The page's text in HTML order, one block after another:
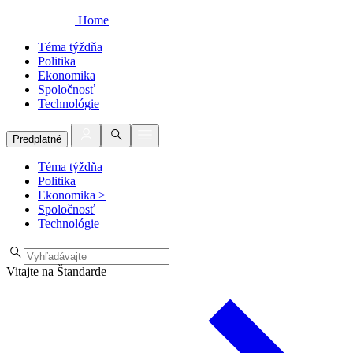
Home
Téma týždňa
Politika
Ekonomika
Spoločnosť
Technológie
Predplatné
Téma týždňa
Politika
Ekonomika >
Spoločnosť
Technológie
Vitajte na Štandarde